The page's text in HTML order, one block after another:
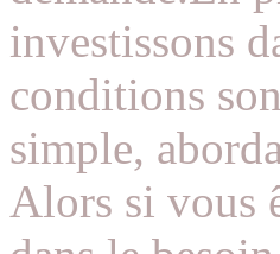
investissons
conditions
simple,
Alors si vous